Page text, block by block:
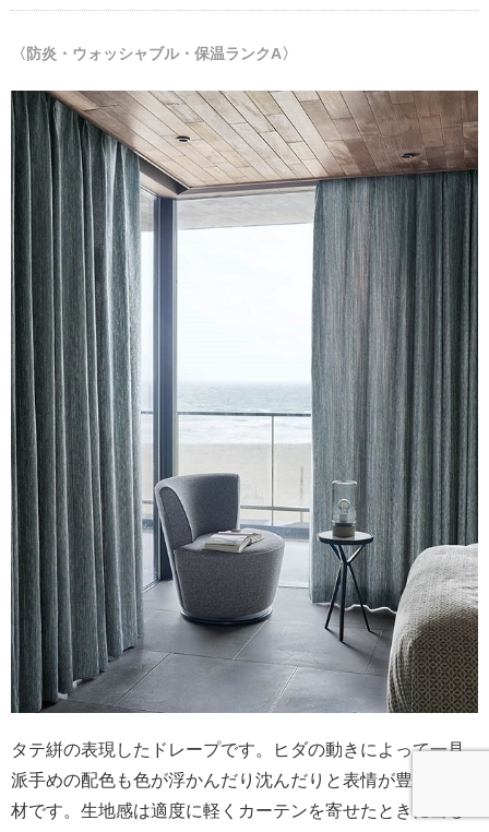
〈防炎・ウォッシャブル・保温ランクA〉
タテ絣の表現したドレープです。ヒダの動きによって一見
派手めの配色も色が浮かんだり沈んだりと表情が豊かな素
材です。生地感は適度に軽くカーテンを寄せたときに出る